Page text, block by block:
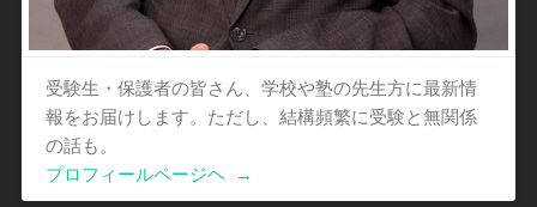
受験生・保護者の皆さん、学校や塾の先生方に最新情
報をお届けします。ただし、結構頻繁に受験と無関係
の話も。
プロフィールページヘ
→